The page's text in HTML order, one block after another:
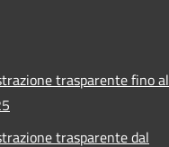
trasparente fino al
trasparente dal